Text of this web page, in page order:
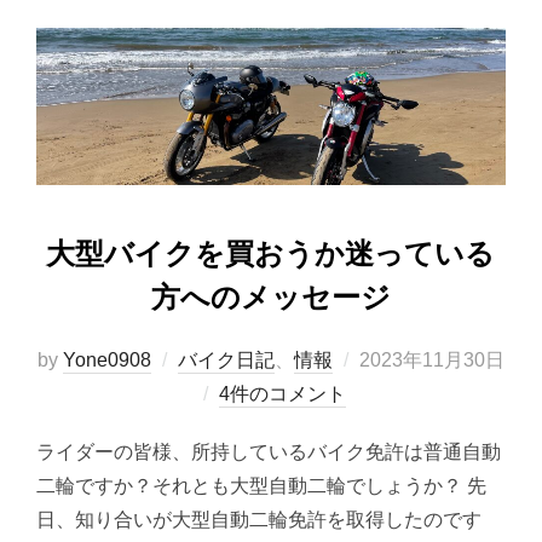
大型バイクを買おうか迷っている
方へのメッセージ
by Yone0908 バイク日記 、情報
投
2023年11月30日
4件のコメント
ライダーの皆様、所持しているバイク免許は普通自動
二輪ですか？それとも大型自動二輪でしょうか？ 先
日、知り合いが大型自動二輪免許を取得したのです